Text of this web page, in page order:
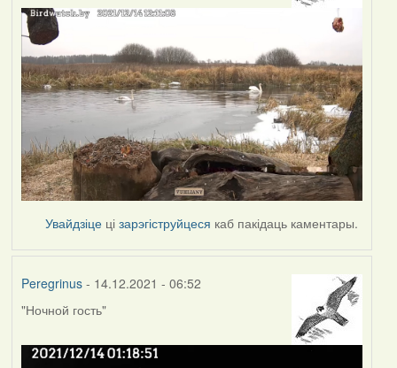
Увайдзіце цізарэгіструйцеся каб пакідаць каментары.
Peregrinus- 14.12.2021 - 06:52
"Ночной гость"